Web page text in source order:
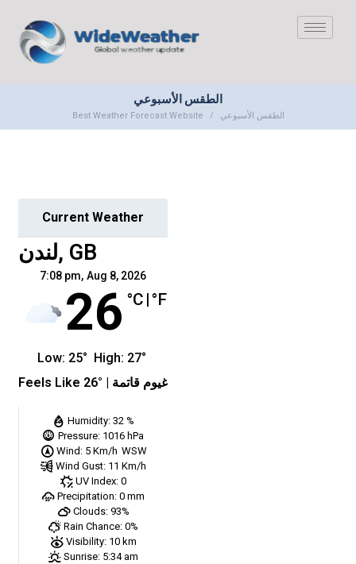
الطقس الأسبوعي
Best Weather Forecast Website الطقس الأسبوعي
Current Weather
لندن, GB
7:08 pm, Aug 8, 2026
26 °C |°F
Low: 25° High: 27°
Feels Like 26° | غيوم قاتمة
Humidity: 32 %
Pressure: 1016 hPa
Wind: 5 Km/h WSW
Wind Gust: 11 Km/h
UV Index: 0
Precipitation: 0 mm
Clouds: 93%
Rain Chance: 0%
Visibility: 10 km
Sunrise: 5:34 am